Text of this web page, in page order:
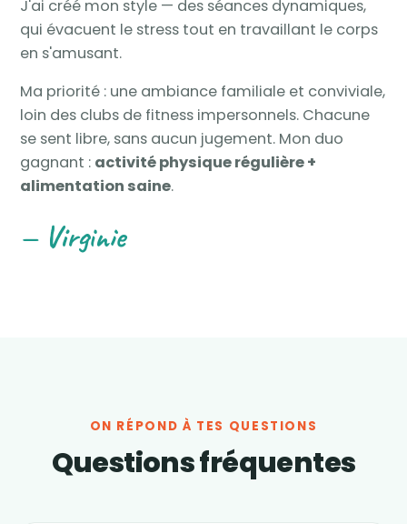
J'ai créé mon style — des séances dynamiques,
qui évacuent le stress tout en travaillant le corps
en s'amusant.
Ma priorité : une ambiance familiale et conviviale,
loin des clubs de fitness impersonnels. Chacune
se sent libre, sans aucun jugement. Mon duo
gagnant : activité physique régulière +
alimentation saine.
— Virginie
ON RÉPOND À TES QUESTIONS
Questions fréquentes